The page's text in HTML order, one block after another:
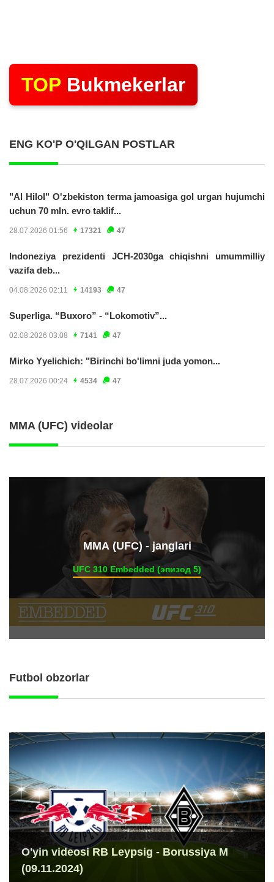
TOP Bukmekerlar
ENG KO'P O'QILGAN POSTLAR
"Al Hilol" O'zbekiston terma jamoasiga gol urgan hujumchi
uchun 70 mln. evro taklif...
28.07.2026 01:56 17321 47
Indoneziya prezidenti JCH-2030ga chiqishni umummilliy
vazifa deb...
04.08.2026 02:11 14193 47
Superliga. “Buxoro” - “Lokomotiv”...
02.08.2026 03:08 7141 47
Mirko Yyelichich: "Birinchi bo'limni juda yomon...
28.07.2026 00:24 4534 47
MMA (UFC) videolar
ММА (UFC) - janglari
UFC 310 Embedded (эпизод 5)
Futbol obzorlar
O'yin videosi RB Leypsig - Borussiya M
(09.11.2024)